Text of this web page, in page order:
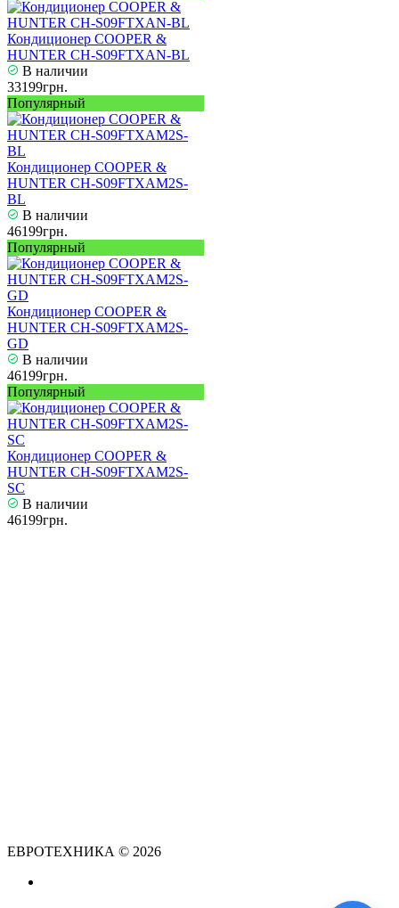
Кондиционер COOPER &
HUNTER CH-S09FTXAN-BL
В наличии
33199грн.
Популярный
Кондиционер COOPER &
HUNTER CH-S09FTXAM2S-
BL
В наличии
46199грн.
Популярный
Кондиционер COOPER &
HUNTER CH-S09FTXAM2S-
GD
В наличии
46199грн.
Популярный
Кондиционер COOPER &
HUNTER CH-S09FTXAM2S-
SC
В наличии
46199грн.
ЕВРОТЕХНИКА © 2026